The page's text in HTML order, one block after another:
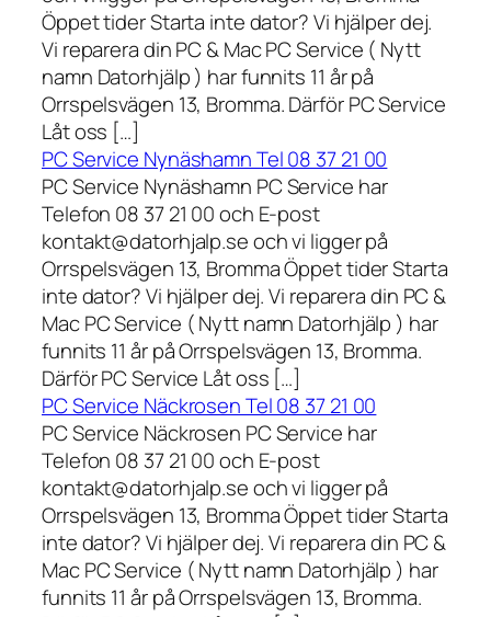
Öppet tider Starta inte dator? Vi hjälper dej.
Vi reparera din PC & Mac PC Service ( Nytt
namn Datorhjälp ) har funnits 11 år på
Orrspelsvägen 13, Bromma. Därför PC Service
Låt oss […]
PC Service Nynäshamn Tel 08 37 21 00
PC Service Nynäshamn PC Service har
Telefon 08 37 21 00 och E-post
kontakt@datorhjalp.se och vi ligger på
Orrspelsvägen 13, Bromma Öppet tider Starta
inte dator? Vi hjälper dej. Vi reparera din PC &
Mac PC Service ( Nytt namn Datorhjälp ) har
funnits 11 år på Orrspelsvägen 13, Bromma.
Därför PC Service Låt oss […]
PC Service Näckrosen Tel 08 37 21 00
PC Service Näckrosen PC Service har
Telefon 08 37 21 00 och E-post
kontakt@datorhjalp.se och vi ligger på
Orrspelsvägen 13, Bromma Öppet tider Starta
inte dator? Vi hjälper dej. Vi reparera din PC &
Mac PC Service ( Nytt namn Datorhjälp ) har
funnits 11 år på Orrspelsvägen 13, Bromma.